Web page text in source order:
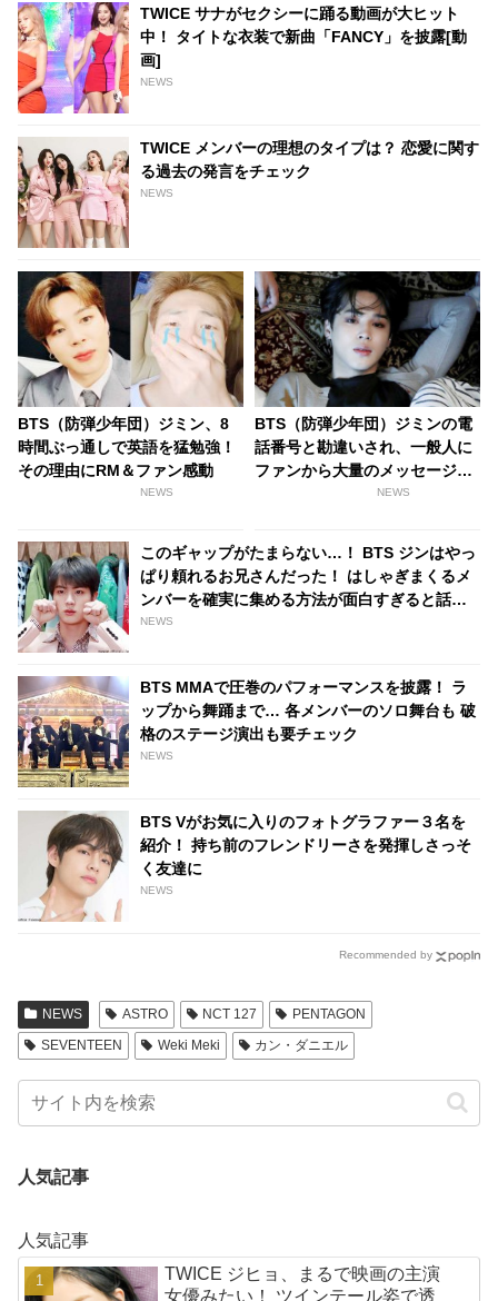
TWICE サナがセクシーに踊る動画が大ヒット
中！ タイトな衣装で新曲「FANCY」を披露[動
画]
NEWS
TWICE メンバーの理想のタイプは？ 恋愛に関す
る過去の発言をチェック
NEWS
BTS（防弾少年団）ジミン、8
時間ぶっ通しで英語を猛勉強！
その理由にRM＆ファン感動
NEWS
BTS（防弾少年団）ジミンの電
話番号と勘違いされ、一般人に
ファンから大量のメッセージが
送信される被害が発生
NEWS
このギャップがたまらない…！ BTS ジンはやっ
ぱり頼れるお兄さんだった！ はしゃぎまくるメ
ンバーを確実に集める方法が面白すぎると話題
に！ 普段のジンとは違う真剣な姿は胸キュン必
NEWS
BTS MMAで圧巻のパフォーマンスを披露！ ラ
ップから舞踊まで… 各メンバーのソロ舞台も 破
格のステージ演出も要チェック
NEWS
BTS Vがお気に入りのフォトグラファー３名を
紹介！ 持ち前のフレンドリーさを発揮しさっそ
く友達に
NEWS
Recommended by
NEWS ASTRO NCT 127
PENTAGON
SEVENTEEN
Weki Meki カン・ダニエル
人気記事
人気記事
TWICE ジヒョ、まるで映画の主演
女優みたい！ ツインテール姿で透